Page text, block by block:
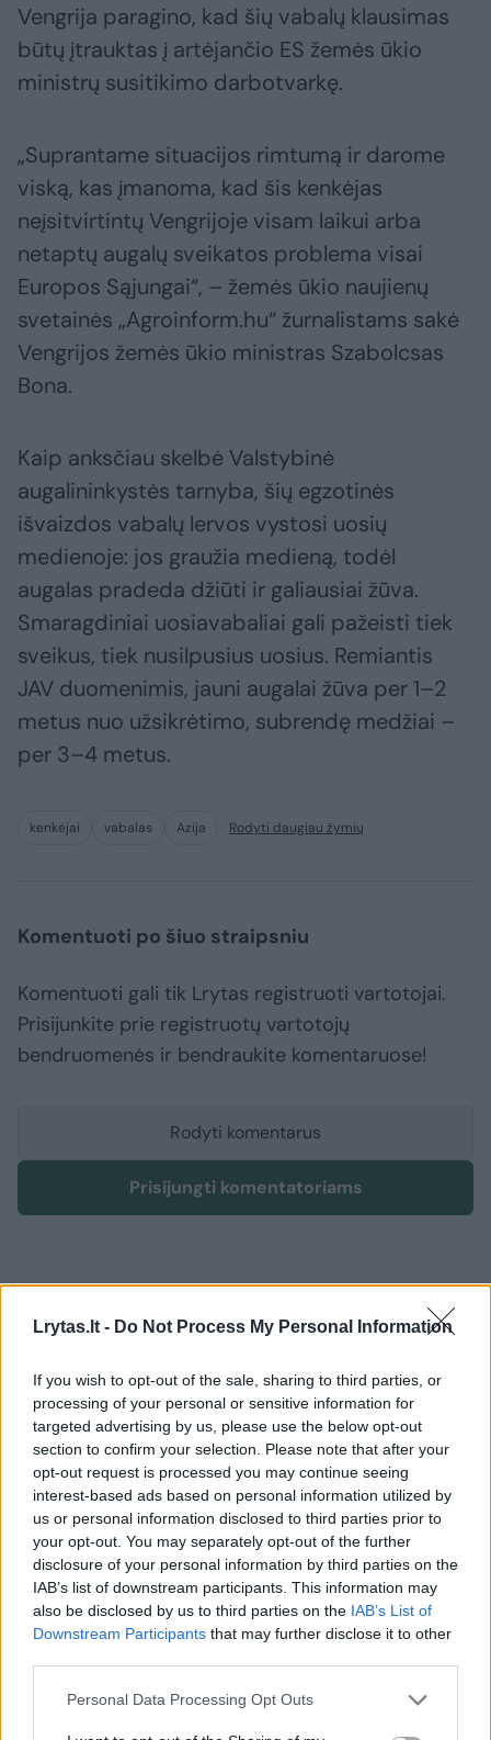
Lrytas.lt - Do Not Process My Personal Information
If you wish to opt-out of the sale, sharing to third parties, or
processing of your personal or sensitive information for
targeted advertising by us, please use the below opt-out
section to confirm your selection. Please note that after your
opt-out request is processed you may continue seeing
interest-based ads based on personal information utilized by
us or personal information disclosed to third parties prior to
your opt-out. You may separately opt-out of the further
disclosure of your personal information by third parties on the
IAB’s list of downstream participants. This information may
also be disclosed by us to third parties on the IAB’s List of
Downstream Participants that may further disclose it to other
Personal Data Processing Opt Outs
Vengrija paragino, kad šių vabalų klausimas
būtų įtrauktas į artėjančio ES žemės ūkio
ministrų susitikimo darbotvarkę.
„Suprantame situacijos rimtumą ir darome
viską, kas įmanoma, kad šis kenkėjas
neįsitvirtintų Vengrijoje visam laikui arba
netaptų augalų sveikatos problema visai
Europos Sąjungai“, – žemės ūkio naujienų
svetainės „Agroinform.hu“ žurnalistams sakė
Vengrijos žemės ūkio ministras Szabolcsas
Bona.
Kaip anksčiau skelbė Valstybinė
augalininkystės tarnyba, šių egzotinės
išvaizdos vabalų lervos vystosi uosių
medienoje: jos graužia medieną, todėl
augalas pradeda džiūti ir galiausiai žūva.
Smaragdiniai uosiavabaliai gali pažeisti tiek
sveikus, tiek nusilpusius uosius. Remiantis
JAV duomenimis, jauni augalai žūva per 1–2
metus nuo užsikrėtimo, subrendę medžiai –
per 3–4 metus.
kenkėjai vabalas Azija Rodyti daugiau žymių
Komentuoti po šiuo straipsniu
Komentuoti gali tik Lrytas registruoti vartotojai.
Prisijunkite prie registruotų vartotojų
bendruomenės ir bendraukite komentaruose!
Rodyti komentarus
Prisijungti komentatoriams
Gamta Žemė
Situacija darosi vis blogesnė:
Maljorkos pasiekė rekordą